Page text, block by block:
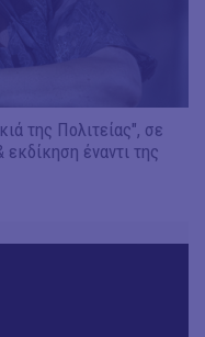
της Πολιτείας", σε
έναντι της